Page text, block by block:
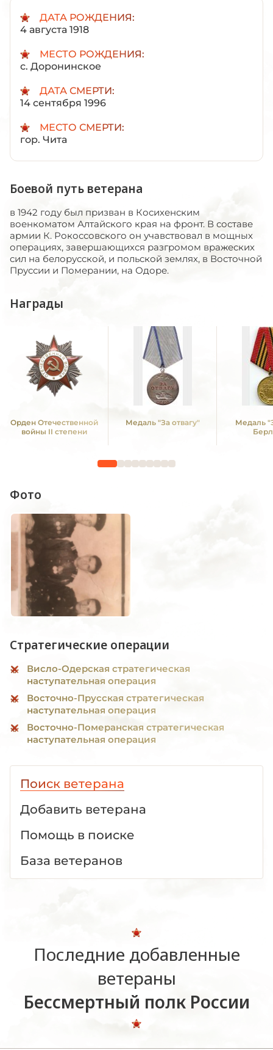
ДАТА РОЖДЕНИЯ:
4 августа 1918
МЕСТО РОЖДЕНИЯ:
с. Доронинское
ДАТА СМЕРТИ:
14 сентября 1996
МЕСТО СМЕРТИ:
гор. Чита
Боевой путь ветерана
в 1942 году был призван в Косихенским
военкоматом Алтайского края на фронт. В составе
армии К. Рокоссовского он учавствовал в мощных
операциях, завершающихся разгромом вражеских
сил на белорусской, и польской землях, в Восточной
Пруссии и Померании, на Одоре.
Награды
Орден Отечественной
войны II степени
Медаль "За отвагу"
Медаль
Фото
Стратегические операции
Висло-Одерская стратегическая
наступательная операция
Восточно-Прусская стратегическая
наступательная операция
Восточно-Померанская стратегическая
наступательная операция
Поиск ветерана
Добавить ветерана
Помощь в поиске
База ветеранов
Последние добавленные
ветераны
Бессмертный полк России